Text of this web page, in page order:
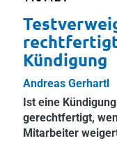
Kündigung
Andreas Gerhartl
Ist eine Kündigung
gerechtfertigt,
Mitarbeiter